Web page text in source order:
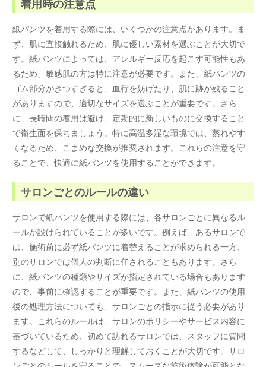
着用時の注意点
紙パンツを着用する際には、いくつかの注意点があります。ま
ず、肌に直接触れるため、肌に優しい素材を選ぶことが大切で
す。紙パンツによっては、アレルギー反応を起こす可能性もあ
るため、敏感肌の方は特に注意が必要です。また、紙パンツの
ゴム部分がきつすぎると、血行を妨げたり、肌に跡が残ること
がありますので、適切なサイズを選ぶことが重要です。さら
に、長時間の着用は避け、定期的に新しいものに交換すること
で衛生面を保ちましょう。特に高温多湿な環境では、蒸れやす
くなるため、こまめな交換が推奨されます。これらの注意を守
ることで、快適に紙パンツを使用することができます。
サロンごとのルールの違い
サロンで紙パンツを使用する際には、各サロンごとに異なるル
ールが設けられていることが多いです。例えば、あるサロンで
は、施術前に必ず紙パンツに着替えることが求められる一方、
別のサロンでは個人の判断に任されることもあります。さら
に、紙パンツの種類やサイズが指定されている場合もあります
ので、事前に確認することが重要です。また、紙パンツの使用
後の処理方法についても、サロンごとの指示に従う必要があり
ます。これらのルールは、サロンのポリシーやサービス内容に
基づいているため、初めて訪れるサロンでは、スタッフに質問
するなどして、しっかりと理解しておくことが大切です。サロ